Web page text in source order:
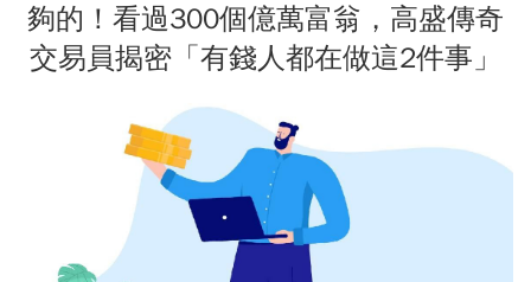
夠的！看過300個億萬富翁，高盛傳奇
交易員揭密「有錢人都在做這2件事」